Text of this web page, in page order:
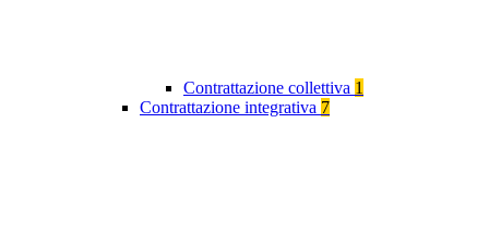
Contrattazione collettiva 1
Contrattazione integrativa 7